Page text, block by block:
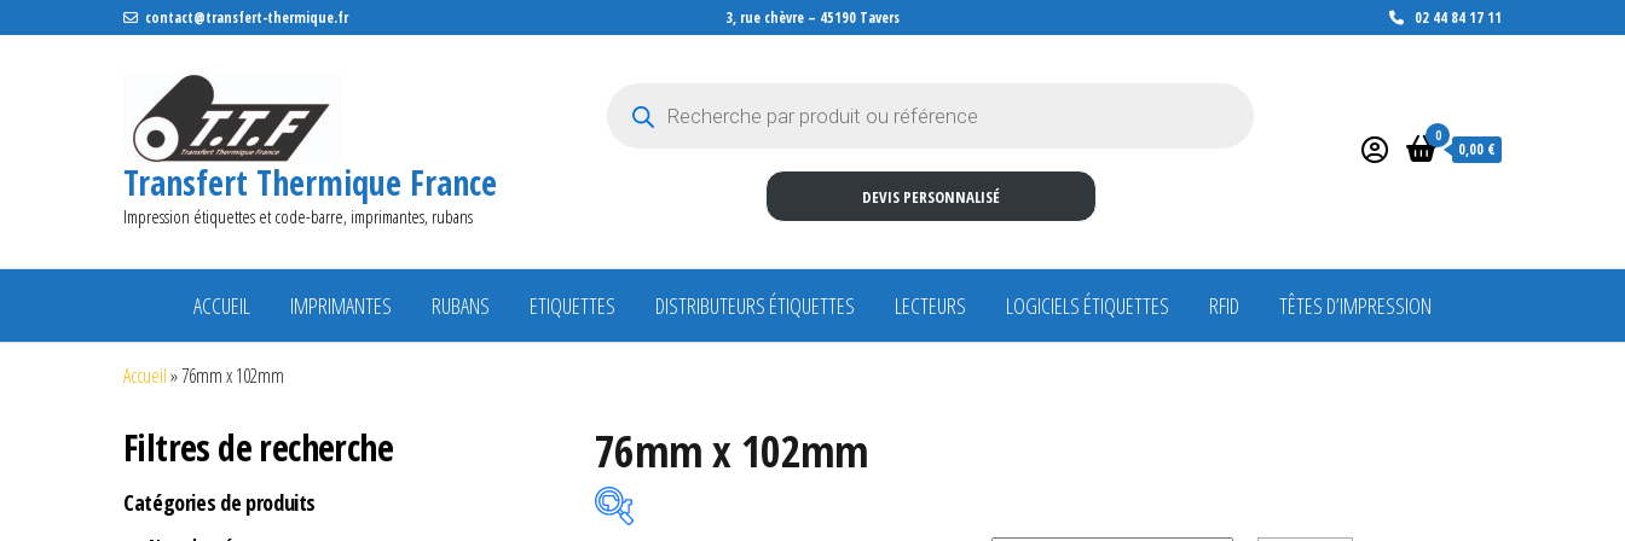
contact@transfert-thermique.fr 3, rue chèvre – 45190 Tavers 02 44 84 17 11
Transfert Thermique France
Impression étiquettes et code-barre, imprimantes, rubans
DEVIS PERSONNALISÉ
0
0,00 €
ACCUEIL IMPRIMANTES RUBANS ETIQUETTES DISTRIBUTEURS ÉTIQUETTES LECTEURS LOGICIELS ÉTIQUETTES RFID TÊTES D’IMPRESSION
Accueil»76mm x 102mm
76mm x 102mm
Filtres de recherche
Catégories de produits